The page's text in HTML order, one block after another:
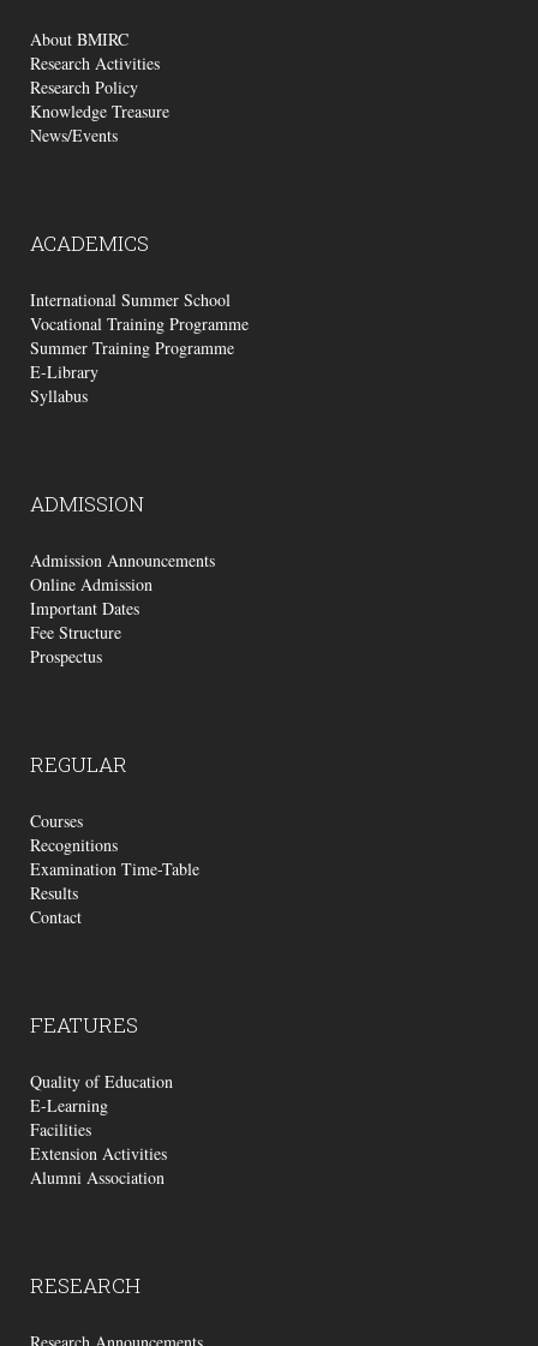
About BMIRC
Research Activities
Research Policy
Knowledge Treasure
News/Events
ACADEMICS
International Summer School
Vocational Training Programme
Summer Training Programme
E-Library
Syllabus
ADMISSION
Admission Announcements
Online Admission
Important Dates
Fee Structure
Prospectus
REGULAR
Courses
Recognitions
Examination Time-Table
Results
Contact
FEATURES
Quality of Education
E-Learning
Facilities
Extension Activities
Alumni Association
RESEARCH